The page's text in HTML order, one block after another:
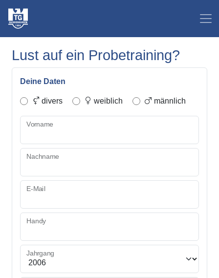
Lust auf ein Probetraining?
Deine Daten
divers weiblich männlich
Vorname
Nachname
E-Mail
Handy
Jahrgang